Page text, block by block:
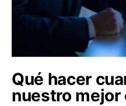
Qué hacer
nuestro mejor